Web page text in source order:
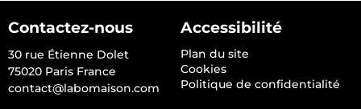
Contactez-nous
30 rue Étienne Dolet
75020 Paris France
contact@labomaison.com
Accessibilité
Plan du site
Cookies
Politique de confidentialité